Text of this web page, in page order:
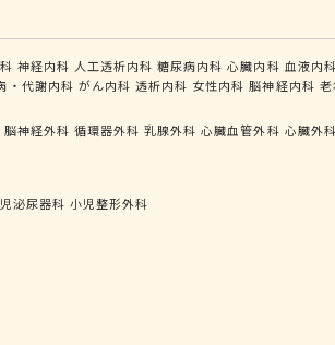
神経内科 人工透析内科 糖尿病内科 心臓内科 血液内科
・代謝内科 がん内科 透析内科 女性内科 脳神経内科
脳神経外科 循環器外科 乳腺外科 心臓血管外科 心臓外科
泌尿器科 小児整形外科